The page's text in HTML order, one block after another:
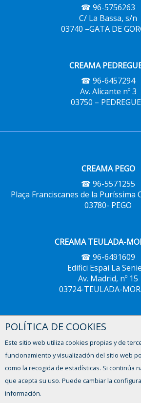
☎ 96-5756263
C/ La Bassa, s/n
03740 –GATA DE
CREAMA
☎ 96-6457294
Av. Alicante nº 3
03750 –
CREAMA PEGO
☎ 96-5571255
Plaça Franciscanes de la Puríssima
03780- PEGO
CREAMA TEULADA-
☎ 96-6491609
Edifici Espai La
Av. Madrid, nº 15
03724-TEULADA-
CREAMA XÀBIA
☎ 96-5793604
Avinguda del Trenc
POLÍTICA DE COOKIES
Este sitio web utiliza cookies propias y de
funcionamiento y visualización del sitio web
como la recogida de estadísticas. Si continúa
que acepta su uso. Puede cambiar la
información.